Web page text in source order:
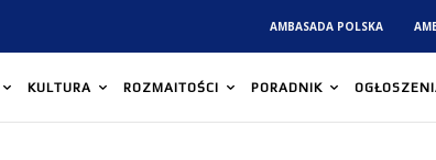
AMBASADA POLSKA
KULTURA ROZMAITOŚCI PORADNIK